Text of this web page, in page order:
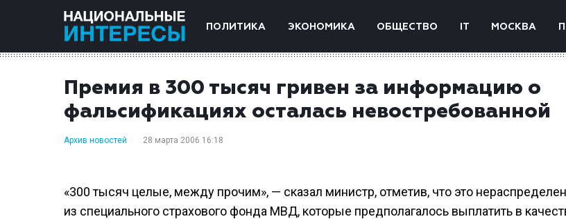
ПОЛИТИКА ЭКОНОМИКА ОБЩЕСТВО IT МОСКВА
Премия в 300 тысяч гривен за информацию о
фальсификациях осталась невостребованной
Архив новостей 28 марта 2006 16:18
«300 тысяч целые, между прочим», — сказал министр, отметив, что это
из специального страхового фонда МВД, которые предполагалось выплатить в